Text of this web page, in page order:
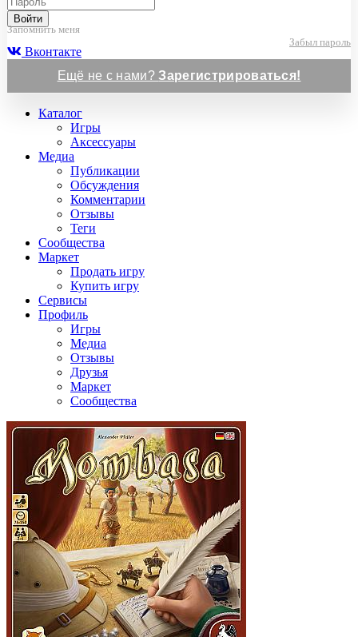
Войти
Запомнить меня
Забыл пароль
Вконтакте
Ещё не с нами?Зарегистрироваться!
Каталог
Игры
Аксессуары
Медиа
Публикации
Обсуждения
Комментарии
Отзывы
Теги
Сообщества
Маркет
Продать игру
Купить игру
Сервисы
Профиль
Игры
Медиа
Отзывы
Друзья
Маркет
Сообщества